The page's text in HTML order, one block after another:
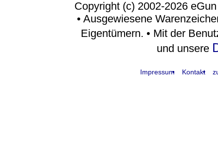
Copyright (c) 2002-2026
• Ausgewiesene
Eigentümern. • Mit der
und unsere
Impressum Kontakt